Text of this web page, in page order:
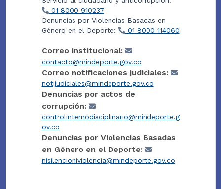
01 8000 910237
Denuncias por Violencias Basadas en
Género en el Deporte:
01 8000 114060
Correo institucional:
contacto@mindeporte.gov.co
Correo notificaciones judiciales:
notijudiciales@mindeporte.gov.co
Denuncias por actos de
corrupción:
controlinternodisciplinario@mindeporte.g
ov.co
Denuncias por Violencias Basadas
en Género en el Deporte:
nisilencioniviolencia@mindeporte.gov.co